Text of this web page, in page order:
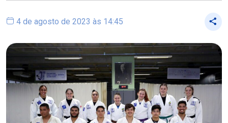
4 de agosto de 2023 às 14:45